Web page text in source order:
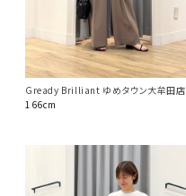
Gready Brilliant ゆめタウン大牟田店
166cm